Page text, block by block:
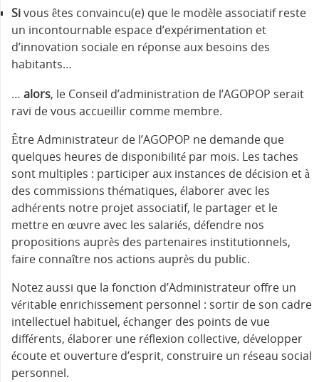
Sivous êtes convaincu(e) que le modèle associatif reste
un incontournable espace d’expérimentation et
d’innovation sociale en réponse aux besoins des
habitants…
… alors, le Conseil d’administration de l’AGOPOP serait
ravi de vous accueillir comme membre.
Être Administrateur de l’AGOPOP ne demande que
quelques heures de disponibilité par mois. Les taches
sont multiples : participer aux instances de décision et à
des commissions thématiques, élaborer avec les
adhérents notre projet associatif, le partager et le
mettre en œuvre avec les salariés, défendre nos
propositions auprès des partenaires institutionnels,
faire connaître nos actions auprès du public.
Notez aussi que la fonction d’Administrateur offre un
véritable enrichissement personnel : sortir de son cadre
intellectuel habituel, échanger des points de vue
différents, élaborer une réflexion collective, développer
écoute et ouverture d’esprit, construire un réseau social
personnel.